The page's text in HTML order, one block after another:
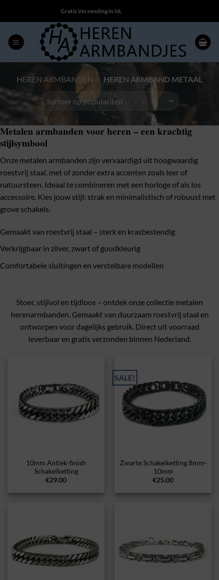
Gratis Verzending in NL
HEREN ARMBANDEN / HEREN ARMBAND METAAL
Metalen armbanden voor heren – een krachtig
stijlsymbool
Onze metalen armbanden zijn vervaardigd uit hoogwaardig
roestvrij staal, met of zonder extra accenten zoals leer of
natuursteen. Ideaal te combineren met een horloge of als los
accessoire. Kies jouw stijl: strak en minimalistisch of robuust met
grove schakels.
Gemaakt van roestvrij staal – sterk en krasbestendig
Verkrijgbaar in zilver, zwart of goudkleurig
Comfortabele sluitingen en verstelbare modellen
Stoer, stijlvol en tijdloos – ontdek onze collectie metalen
herenarmbanden. Gemaakt van duurzaam roestvrij staal en
ontworpen voor dagelijks gebruik. Direct uit voorraad
leverbaar en gratis verzonden binnen Nederland.
10mm Antiek-finish
Schakelketting
€29.00
SALE!
Zwarte Schakelketting 8mm-
10mm
€25.00